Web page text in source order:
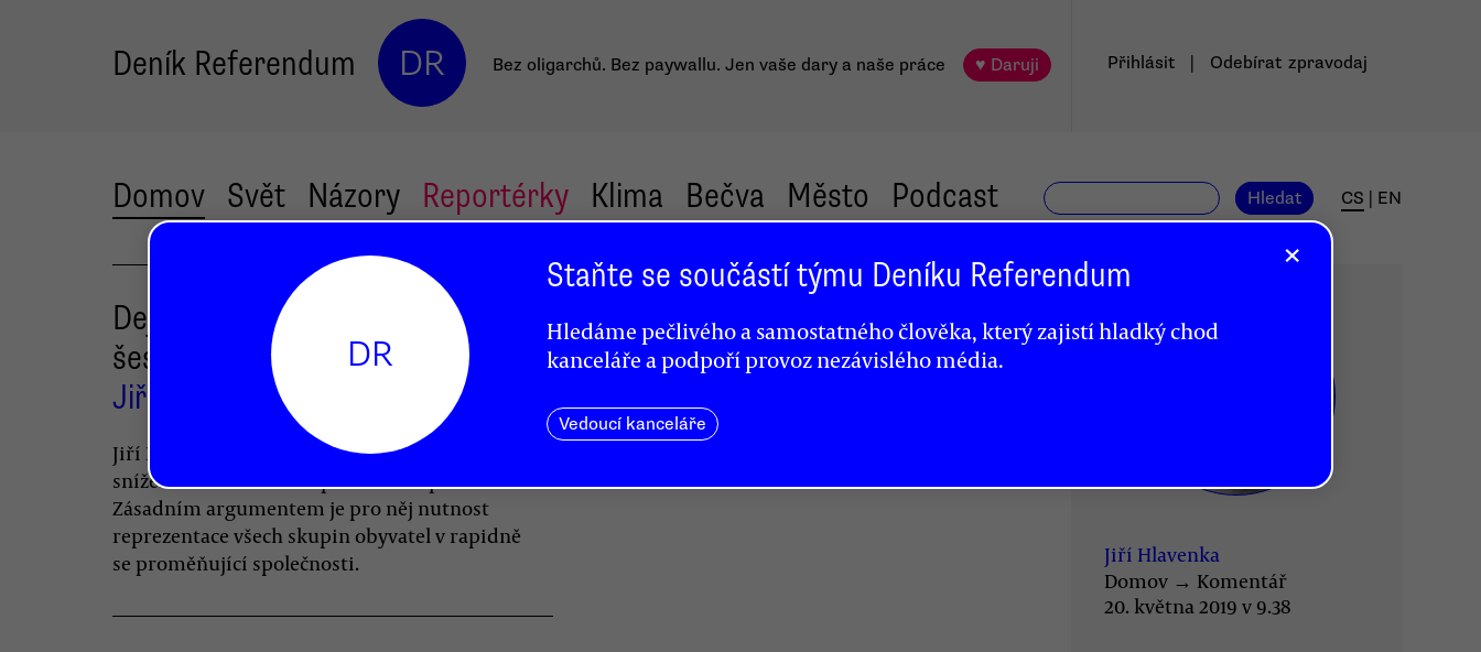
Deník Referendum DR Bez oligarchů. Bez paywallu. Jen vaše dary a naše práce ♥ Daruji Přihlásit Odebírat zpravodaj
Domov Svět Názory Reportérky Klima Bečva Město Podcast Hledat CS EN
Dejme volební právo
šestnáctiletým
Jiří Hlavenka
Jiří Hlavenka předkládá důvody, které hovoří pro
snížení věkové hranice pro volební právo.
Zásadním argumentem je pro něj nutnost
reprezentace všech skupin obyvatel v rapidně
se proměňující společnosti.
Jiří Hlavenka
Domov → Komentář
20. května 2019 v 9.38
×
DR
Staňte se součástí týmu Deníku Referendum
Hledáme pečlivého a samostatného člověka, který zajistí hladký chod
kanceláře a podpoří provoz nezávislého média.
Vedoucí kanceláře